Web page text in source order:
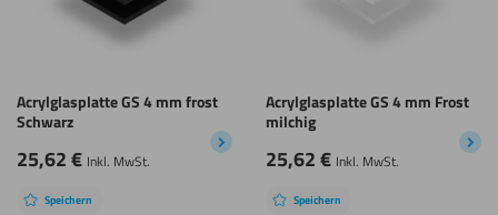
Acrylglasplatte GS 4 mm frost
Schwarz
25,62€ Inkl. MwSt.
Acrylglasplatte GS 4 mm Frost
milchig
25,62€ Inkl. MwSt.
Speichern Speichern